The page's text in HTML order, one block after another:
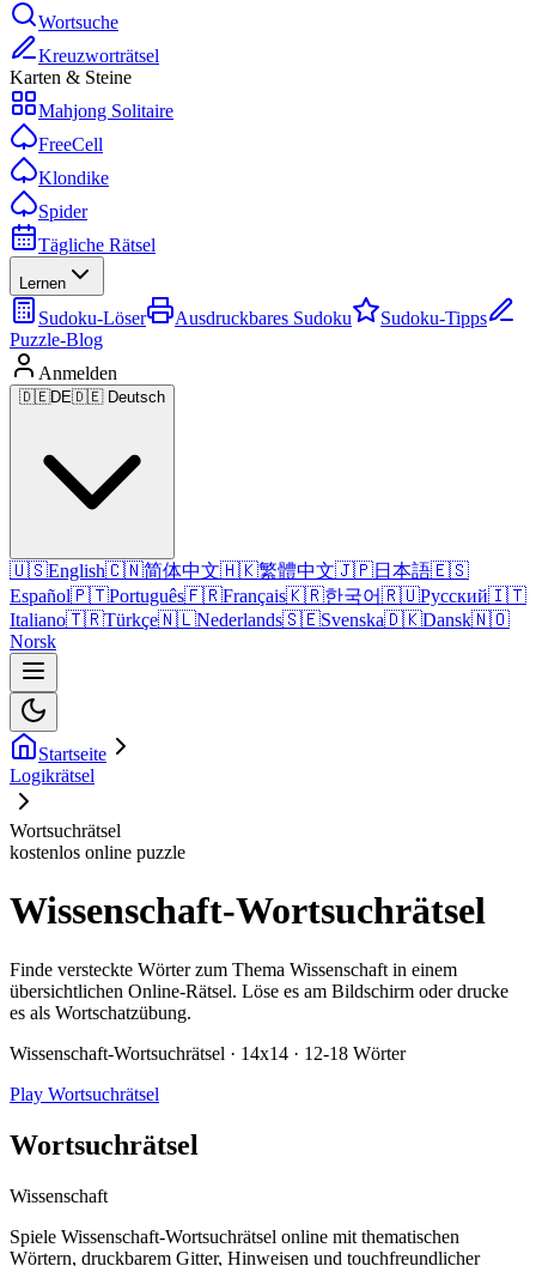
Wortsuche
Kreuzworträtsel
Karten & Steine
Mahjong Solitaire
FreeCell
Klondike
Spider
Tägliche Rätsel
Lernen
Sudoku-Löser Ausdruckbares Sudoku
Sudoku-Tipps
Puzzle-Blog
Anmelden
🇩🇪DE🇩🇪 Deutsch
🇺🇸English🇨🇳简体中文🇭🇰繁體中文🇯🇵日本語🇪🇸
Español🇵🇹Português🇫🇷Français🇰🇷한국어🇷🇺Русский🇮🇹
Italiano🇹🇷Türkçe🇳🇱Nederlands🇸🇪Svenska🇩🇰Dansk🇳🇴
Norsk
Startseite
Logikrätsel
Wortsuchrätsel
kostenlos online puzzle
Wissenschaft-Wortsuchrätsel
Finde versteckte Wörter zum Thema Wissenschaft in einem
übersichtlichen Online-Rätsel. Löse es am Bildschirm oder drucke
es als Wortschatzübung.
Wissenschaft-Wortsuchrätsel · 14x14 · 12-18 Wörter
Play Wortsuchrätsel
Wortsuchrätsel
Wissenschaft
Spiele Wissenschaft-Wortsuchrätsel online mit thematischen
Wörtern, druckbarem Gitter, Hinweisen und touchfreundlicher